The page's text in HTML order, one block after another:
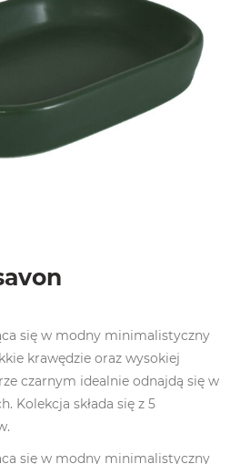
się w modny minimalistyczny
krawędzie oraz wysokiej
czarnym idealnie odnajdą się w
Kolekcja składa się z 5
się w modny minimalistyczny